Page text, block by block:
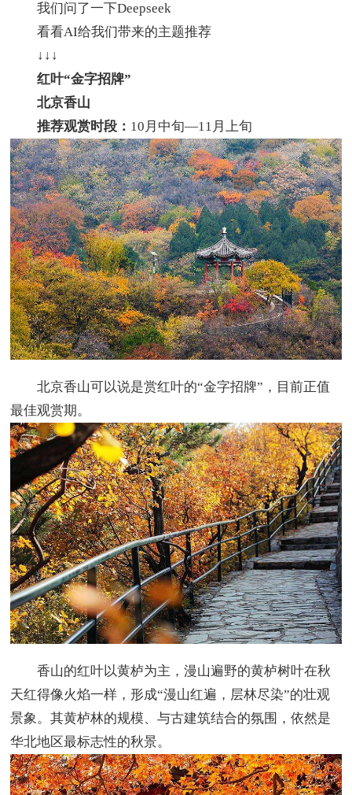
我们问了一下Deepseek
看看AI给我们带来的主题推荐
↓↓↓
红叶“金字招牌”
北京香山
推荐观赏时段： 10月中旬—11月上旬
北京香山可以说是赏红叶的“金字招牌”，目前正值
最佳观赏期。
香山的红叶以黄栌为主，漫山遍野的黄栌树叶在秋
天红得像火焰一样，形成“漫山红遍，层林尽染”的壮观
景象。其黄栌林的规模、与古建筑结合的氛围，依然是
华北地区最标志性的秋景。